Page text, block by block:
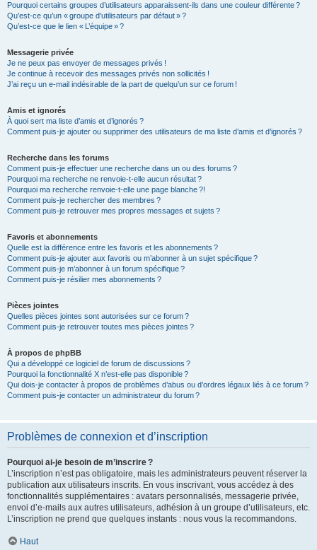
Pourquoi certains groupes d’utilisateurs apparaissent-ils dans une couleur différente ?
Qu’est-ce qu’un « groupe d’utilisateurs par défaut » ?
Qu’est-ce que le lien « L’équipe » ?
Messagerie privée
Je ne peux pas envoyer de messages privés !
Je continue à recevoir des messages privés non sollicités !
J’ai reçu un e-mail indésirable de la part de quelqu’un sur ce forum !
Amis et ignorés
À quoi sert ma liste d’amis et d’ignorés ?
Comment puis-je ajouter ou supprimer des utilisateurs de ma liste d’amis et d’ignorés ?
Recherche dans les forums
Comment puis-je effectuer une recherche dans un ou des forums ?
Pourquoi ma recherche ne renvoie-t-elle aucun résultat ?
Pourquoi ma recherche renvoie-t-elle une page blanche ?!
Comment puis-je rechercher des membres ?
Comment puis-je retrouver mes propres messages et sujets ?
Favoris et abonnements
Quelle est la différence entre les favoris et les abonnements ?
Comment puis-je ajouter aux favoris ou m’abonner à un sujet spécifique ?
Comment puis-je m’abonner à un forum spécifique ?
Comment puis-je résilier mes abonnements ?
Pièces jointes
Quelles pièces jointes sont autorisées sur ce forum ?
Comment puis-je retrouver toutes mes pièces jointes ?
À propos de phpBB
Qui a développé ce logiciel de forum de discussions ?
Pourquoi la fonctionnalité X n’est-elle pas disponible ?
Qui dois-je contacter à propos de problèmes d’abus ou d’ordres légaux liés à ce forum ?
Comment puis-je contacter un administrateur du forum ?
Problèmes de connexion et d’inscription
Pourquoi ai-je besoin de m’inscrire ?
L’inscription n’est pas obligatoire, mais les administrateurs peuvent réserver la
publication aux utilisateurs inscrits. En vous inscrivant, vous accédez à des
fonctionnalités supplémentaires : avatars personnalisés, messagerie privée,
envoi d’e-mails aux autres utilisateurs, adhésion à un groupe d’utilisateurs, etc.
L’inscription ne prend que quelques instants : nous vous la recommandons.
Haut